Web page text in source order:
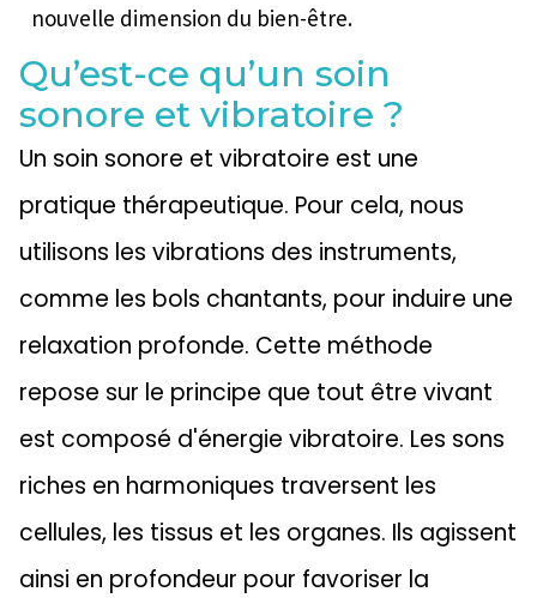
nouvelle dimension du bien-être.
Qu’est-ce qu’un soin
sonore et vibratoire ?
Un soin sonore et vibratoire est une
pratique thérapeutique. Pour cela, nous
utilisons les vibrations des instruments,
comme les bols chantants, pour induire une
relaxation profonde. Cette méthode
repose sur le principe que tout être vivant
est composé d'énergie vibratoire. Les sons
riches en harmoniques traversent les
cellules, les tissus et les organes. Ils agissent
ainsi en profondeur pour favoriser la